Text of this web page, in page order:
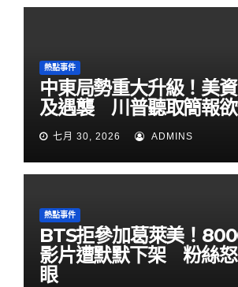
熱點事件
中東局勢重大升級！美
及遇襲 川普聽取簡報
七月 30, 2026 ADMINS
熱點事件
BTS拒參加葛萊美！
影片遭默默下架 粉絲
眼